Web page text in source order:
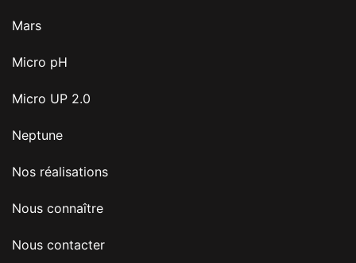
Mars
Micro pH
Micro UP 2.0
Neptune
Nos réalisations
Nous connaître
Nous contacter